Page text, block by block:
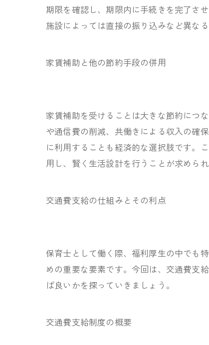
期限を確認し、期限内に手続きを完了さ
施設によっては直接の振り込みなど異な
家賃補助と他の節約手段の併用
家賃補助を受けることは大きな節約につ
や通信費の削減、共働きによる収入の確
に利用することも経済的な選択肢です。
用し、賢く生活設計を行うことが求められ
交通費支給の仕組みとその利点
保育士として働く際、福利厚生の中でも
めの重要な要素です。今回は、交通費支
ば良いかを探っていきましょう。
交通費支給制度の概要